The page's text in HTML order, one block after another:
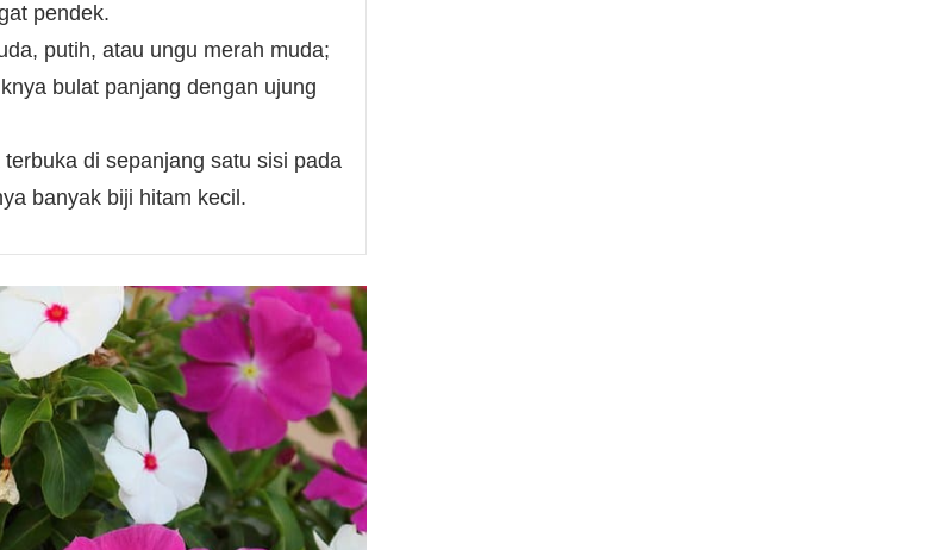
pendek.
putih, atau ungu merah muda;
bulat panjang dengan ujung
di sepanjang satu sisi pada
banyak biji hitam kecil.